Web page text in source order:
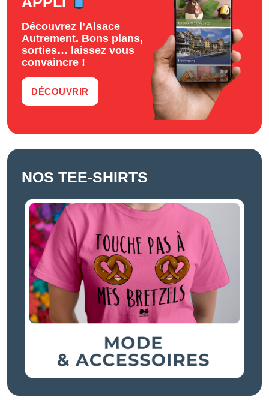
Découvrez l’Alsace
Autrement. Bons plans,
sorties… laissez vous
convaincre !
DÉCOUVRIR
NOS TEE-SHIRTS